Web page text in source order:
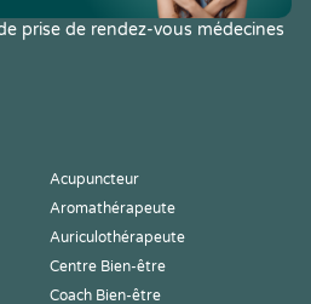
prise de rendez-vous médecines
Acupuncteur
Aromathérapeute
Auriculothérapeute
Centre Bien-être
Coach Bien-être